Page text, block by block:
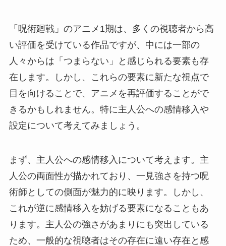
「呪術廻戦」のアニメ1期は、多くの視聴者から高
い評価を受けている作品ですが、中には一部の
人々からは「つまらない」と感じられる要素も存
在します。しかし、これらの要素に新たな視点で
目を向けることで、アニメを再評価することがで
きるかもしれません。特に主人公への感情移入や
設定について考えてみましょう。
まず、主人公への感情移入について考えます。主
人公の両面性が描かれており、一見強さを持つ呪
術師としての側面が魅力的に映ります。しかし、
これが逆に感情移入を妨げる要素になることもあ
ります。主人公の強さがあまりにも突出している
ため、一般的な視聴者はその存在に遠い存在と感